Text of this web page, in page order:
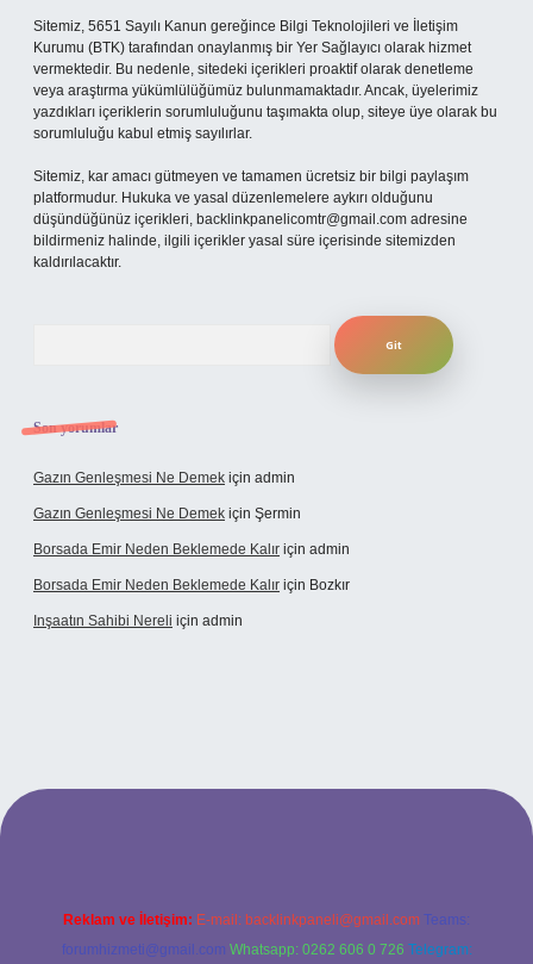
Sitemiz, 5651 Sayılı Kanun gereğince Bilgi Teknolojileri ve İletişim
Kurumu (BTK) tarafından onaylanmış bir Yer Sağlayıcı olarak hizmet
vermektedir. Bu nedenle, sitedeki içerikleri proaktif olarak denetleme
veya araştırma yükümlülüğümüz bulunmamaktadır. Ancak, üyelerimiz
yazdıkları içeriklerin sorumluluğunu taşımakta olup, siteye üye olarak bu
sorumluluğu kabul etmiş sayılırlar.
Sitemiz, kar amacı gütmeyen ve tamamen ücretsiz bir bilgi paylaşım
platformudur. Hukuka ve yasal düzenlemelere aykırı olduğunu
düşündüğünüz içerikleri, backlinkpanelicomtr@gmail.com adresine
bildirmeniz halinde, ilgili içerikler yasal süre içerisinde sitemizden
kaldırılacaktır.
Son yorumlar
Gazın Genleşmesi Ne Demek için admin
Gazın Genleşmesi Ne Demek için Şermin
Borsada Emir Neden Beklemede Kalır için admin
Borsada Emir Neden Beklemede Kalır için Bozkır
Inşaatın Sahibi Nereli için admin
Reklam ve İletişim: E-mail: backlinkpaneli@gmail.com Teams:
forumhizmeti@gmail.com Whatsapp: 0262 606 0 726 Telegram: